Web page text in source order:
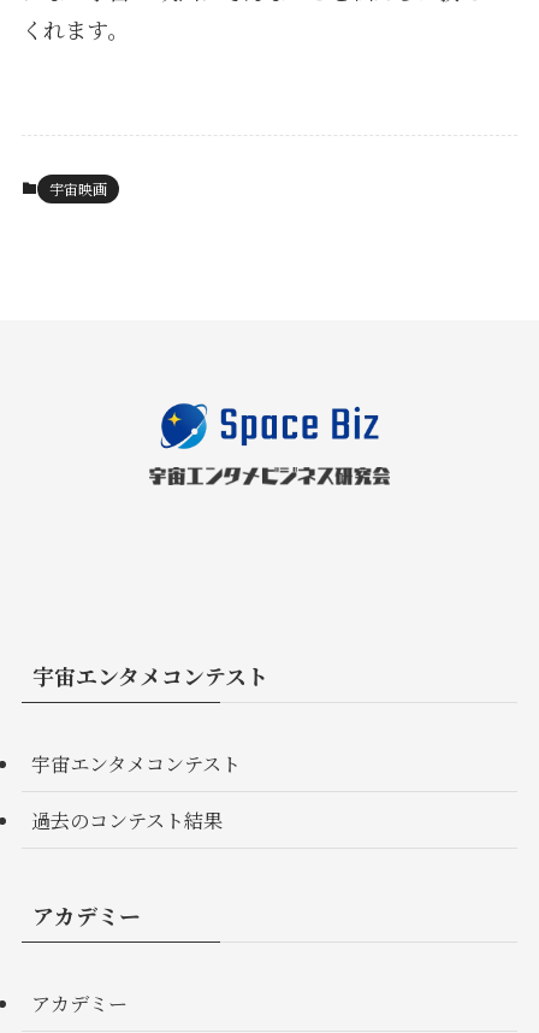
くれます。
宇宙映画
宇宙エンタメコンテスト
宇宙エンタメコンテスト
過去のコンテスト結果
アカデミー
アカデミー